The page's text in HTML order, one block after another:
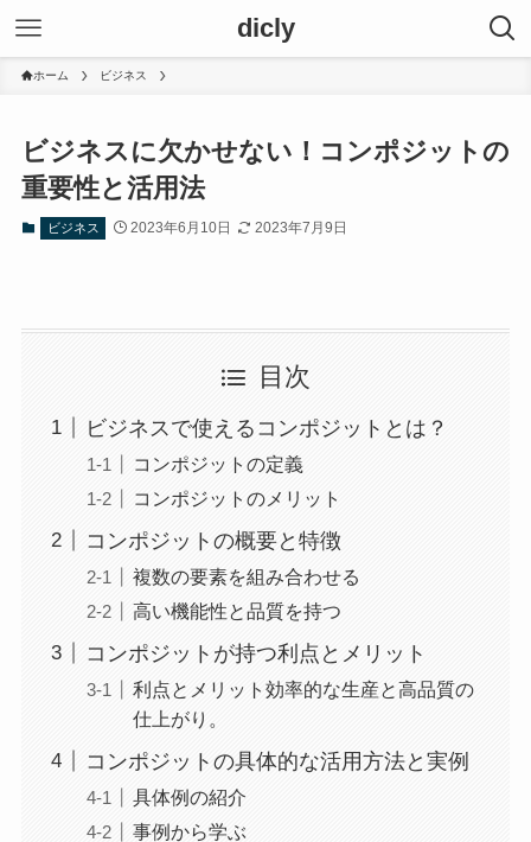
dicly
ホーム ビジネス
ビジネスに欠かせない！コンポジットの
重要性と活用法
ビジネス 2023年6月10日 2023年7月9日
目次
ビジネスで使えるコンポジットとは？
コンポジットの定義
コンポジットのメリット
コンポジットの概要と特徴
複数の要素を組み合わせる
高い機能性と品質を持つ
コンポジットが持つ利点とメリット
利点とメリット効率的な生産と高品質の
仕上がり。
コンポジットの具体的な活用方法と実例
具体例の紹介
事例から学ぶ